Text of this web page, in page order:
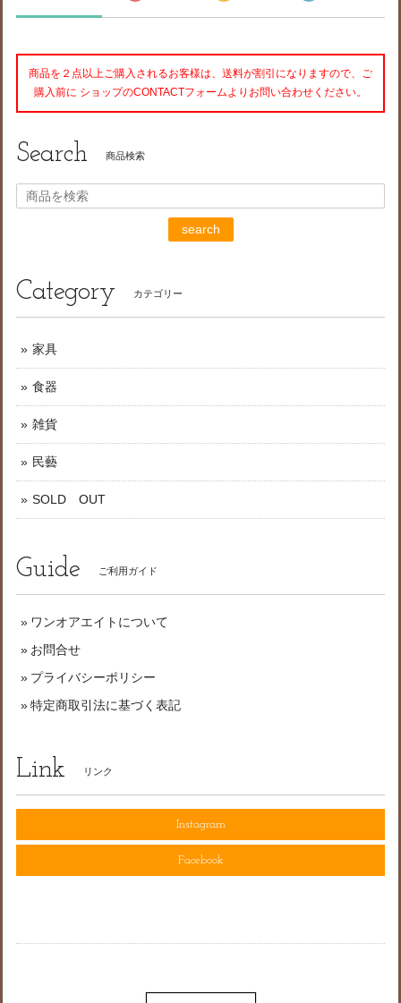
商品を２点以上ご購入されるお客様は、送料が割引になりますので、ご
購入前に ショップのCONTACTフォームよりお問い合わせください。
Search 商品検索
search
Category カテゴリー
家具
食器
雑貨
民藝
SOLD OUT
Guide ご利用ガイド
ワンオアエイトについて
お問合せ
プライバシーポリシー
特定商取引法に基づく表記
Link リンク
Instagram
Facebook